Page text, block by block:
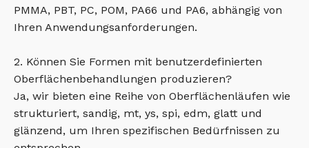
PMMA, PBT, PC, POM, PA66 und PA6, abhängig von
Ihren Anwendungsanforderungen.
2. Können Sie Formen mit benutzerdefinierten
Oberflächenbehandlungen produzieren?
Ja, wir bieten eine Reihe von Oberflächenläufen wie
strukturiert, sandig, mt, ys, spi, edm, glatt und
glänzend, um Ihren spezifischen Bedürfnissen zu